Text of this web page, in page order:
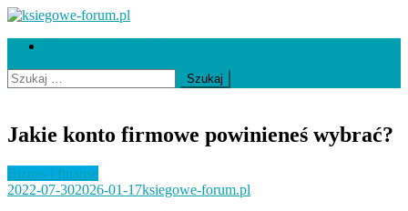
Skip
content
ksiegowe-forum.pl
Szukaj:
Jakie konto firmowe powinieneś wybrać?
Biznes i finanse
2022-07-302026-01-17ksiegowe-forum.pl